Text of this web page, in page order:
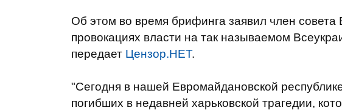
Об этом во время брифинга заявил член
провокациях власти на так называемом
передает Цензор.НЕТ.
"Сегодня в нашей Евромайдановской
погибших в недавней харьковской трагедии,